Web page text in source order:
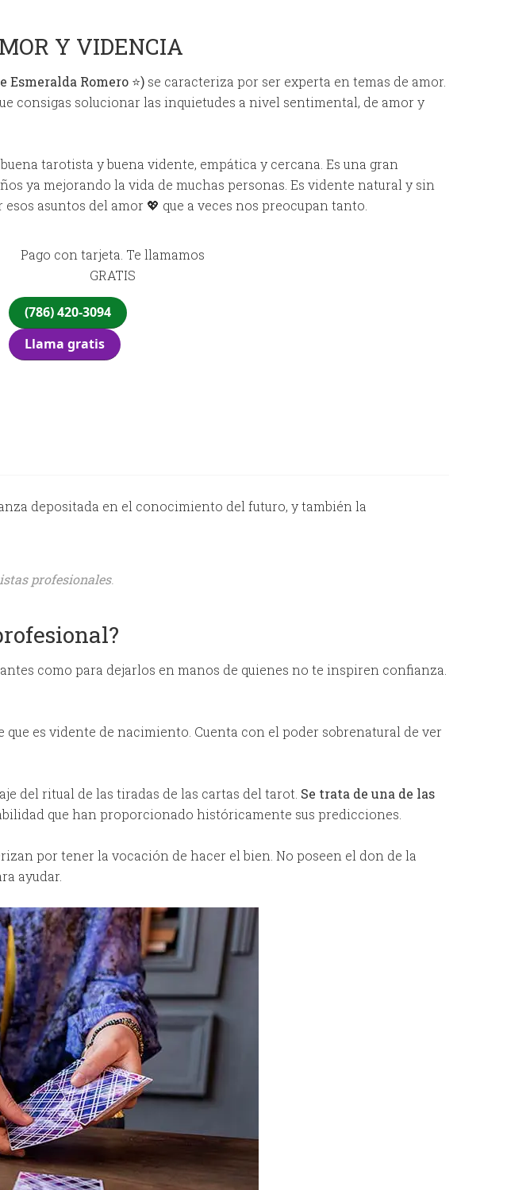
Y VIDENCIA
Romero ⭐) se caracteriza por ser experta en temas de amor.
consigas solucionar las inquietudes a nivel sentimental, de amor y
tarotista y buena vidente, empática y cercana. Es una gran
ya mejorando la vida de muchas personas. Es vidente natural y sin
asuntos del amor 💖 que a veces nos preocupan tanto.
Pago con tarjeta. Te llamamos
GRATIS
(786) 420-3094
Llama gratis
depositada en el conocimiento del futuro, y también la
profesionales.
como para dejarlos en manos de quienes no te inspiren confianza.
es vidente de nacimiento. Cuenta con el poder sobrenatural de ver
del ritual de las tiradas de las cartas del tarot. Se trata de una de las
que han proporcionado históricamente sus predicciones.
por tener la vocación de hacer el bien. No poseen el don de la
ayudar.